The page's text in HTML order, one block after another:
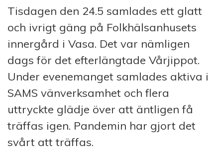
Tisdagen den 24.5 samlades ett glatt
och ivrigt gäng på Folkhälsanhusets
innergård i Vasa. Det var nämligen
dags för det efterlängtade Vårjippot.
Under evenemanget samlades aktiva i
SAMS vänverksamhet och flera
uttryckte glädje över att äntligen få
träffas igen. Pandemin har gjort det
svårt att träffas.